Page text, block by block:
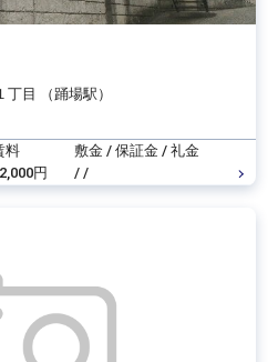
目 （踊場駅）
料
敷金 / 保証金 / 礼金
円 / /